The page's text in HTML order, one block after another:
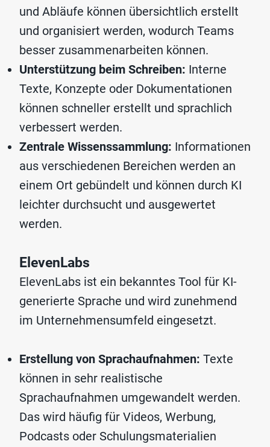
und Abläufe können übersichtlich erstellt
und organisiert werden, wodurch Teams
besser zusammenarbeiten können.
Unterstützung beim Schreiben: Interne
Texte, Konzepte oder Dokumentationen
können schneller erstellt und sprachlich
verbessert werden.
Zentrale Wissenssammlung: Informationen
aus verschiedenen Bereichen werden an
einem Ort gebündelt und können durch KI
leichter durchsucht und ausgewertet
werden.
ElevenLabs
ElevenLabs ist ein bekanntes Tool für KI-
generierte Sprache und wird zunehmend
im Unternehmensumfeld eingesetzt.
Erstellung von Sprachaufnahmen: Texte
können in sehr realistische
Sprachaufnahmen umgewandelt werden.
Das wird häufig für Videos, Werbung,
Podcasts oder Schulungsmaterialien